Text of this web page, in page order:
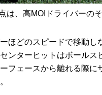
は、高MOIドライバーのそ
ほどのスピードで移動し
ンターヒットはボールス
フェースから離れる際に